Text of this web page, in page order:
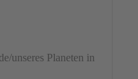
unseres Planeten in